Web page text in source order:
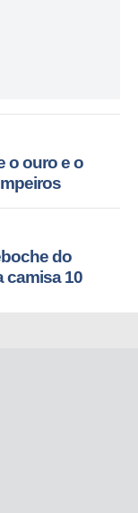
o ouro e o
do
camisa 10